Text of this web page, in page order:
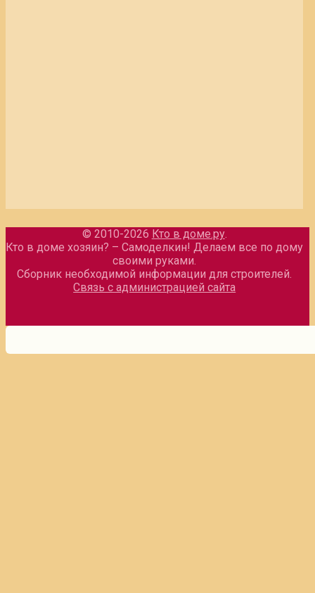
© 2010-2026 Кто в доме.ру.
Кто в доме хозяин? – Самоделкин! Делаем все по дому
своими руками.
Сборник необходимой информации для строителей.
Связь с администрацией сайта